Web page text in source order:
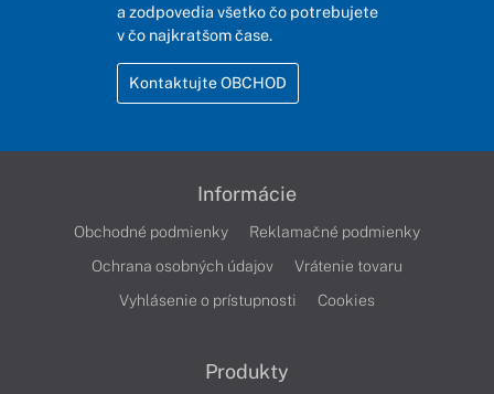
a zodpovedia všetko čo potrebujete
v čo najkratšom čase.
Kontaktujte OBCHOD
Informácie
Obchodné podmienky
Reklamačné podmienky
Ochrana osobných údajov
Vrátenie tovaru
Vyhlásenie o prístupnosti
Cookies
Produkty